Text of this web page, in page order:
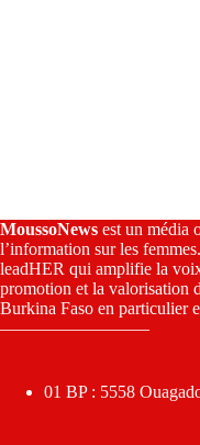
MoussoNews est un média
l’information sur les
leadHER qui amplifie la
promotion et la valorisation
Burkina Faso en particulier
————————–
01 BP : 5558